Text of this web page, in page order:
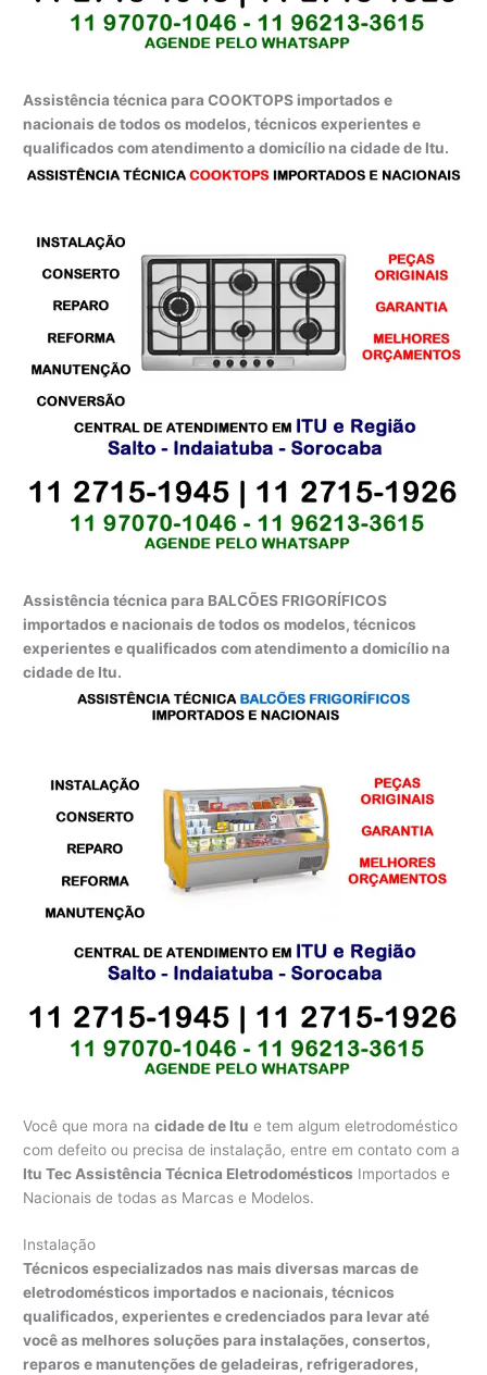
Assistência técnica para COOKTOPS importados e
nacionais de todos os modelos, técnicos experientes e
qualificados com atendimento a domicílio na cidade de Itu.
Assistência técnica para BALCÕES FRIGORÍFICOS
importados e nacionais de todos os modelos, técnicos
experientes e qualificados com atendimento a domicílio na
cidade de Itu.
Você que mora nacidade de Itu e tem algum eletrodoméstico
com defeito ou precisa de instalação, entre em contato com a
Itu Tec Assistência Técnica Eletrodomésticos Importados e
Nacionais de todas as Marcas e Modelos.
Instalação
Técnicos especializados nas mais diversas marcas de
eletrodomésticos importados e nacionais, técnicos
qualificados, experientes e credenciados para levar até
você as melhores soluções para instalações, consertos,
reparos e manutenções de geladeiras, refrigeradores,